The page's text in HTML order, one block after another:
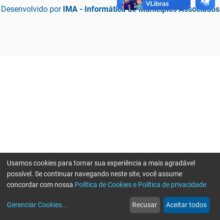
Desenvolvido por IMA - Informática de Municípios Associados
web
Notícias
more_horiz
Mais
Usamos cookies para tornar sua experiência a mais agradável
possível. Se continuar navegando neste site, você assume
concordar com nossa Política de Cookies e Política de privacidade
Gerenciar Cookies... Recusar Aceitar todos
Erro ao enviar informações, por favor tente novamente